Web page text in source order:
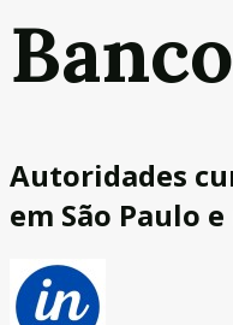
Autoridades
em São Paulo